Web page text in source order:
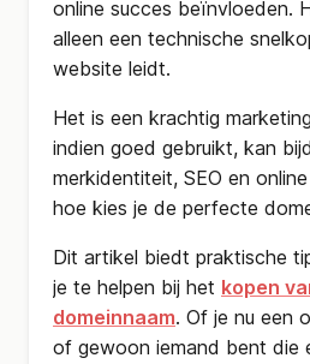
online succes beïnvloeden.
alleen een technische
website leidt.
Het is een krachtig
indien goed gebruikt, kan
merkidentiteit, SEO en
hoe kies je de perfecte
Dit artikel biedt praktische
je te helpen bij het kopen
domeinnaam. Of je nu een
of gewoon iemand bent die